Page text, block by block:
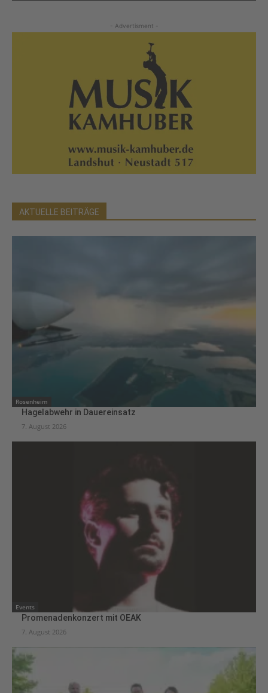
- Advertisment -
AKTUELLE BEITRÄGE
Rosenheim
Hagelabwehr in Dauereinsatz
7. August 2026
Events
Promenadenkonzert mit OEAK
7. August 2026